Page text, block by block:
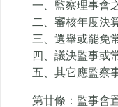
一、監察理事會
二、審核年度決
三、選舉或罷免
四、議決監事或
五、其它應監察
第廿條：監事會